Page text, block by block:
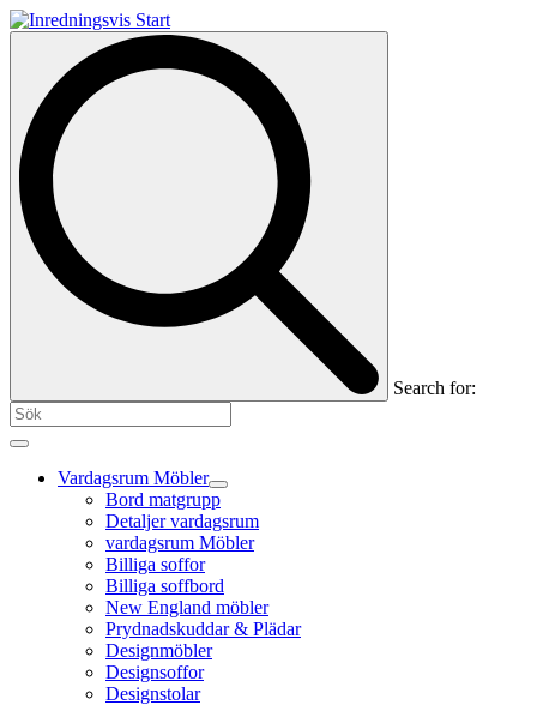
Search for:
Vardagsrum Möbler
Bord matgrupp
Detaljer vardagsrum
vardagsrum Möbler
Billiga soffor
Billiga soffbord
New England möbler
Prydnadskuddar & Plädar
Designmöbler
Designsoffor
Designstolar